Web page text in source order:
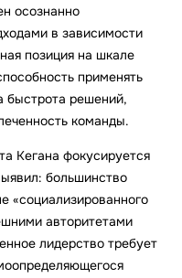
осознанно
в зависимости
позиция на шкале
применять
быстрота решений,
команды.
Кегана фокусируется
большинство
«социализированного
авторитетами
лидерство требует